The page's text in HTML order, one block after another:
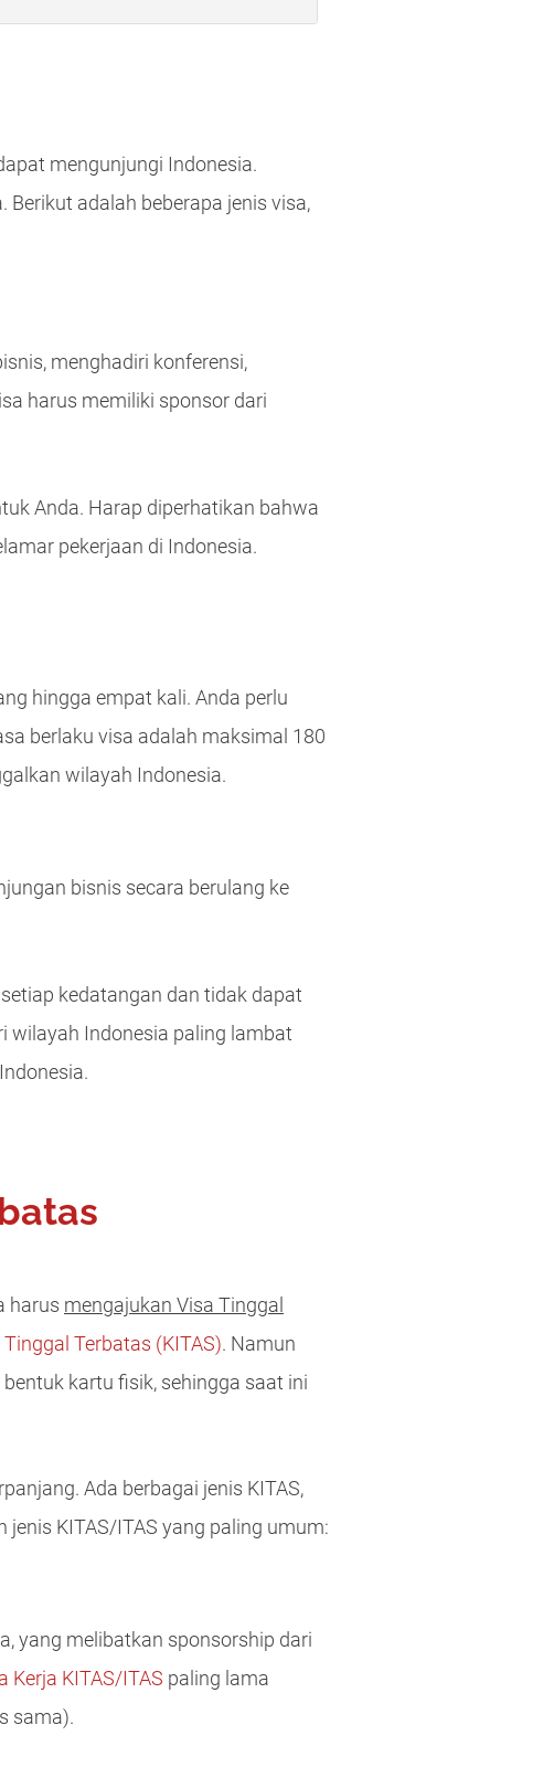
mengunjungi Indonesia.
adalah beberapa jenis visa,
menghadiri konferensi,
harus memiliki sponsor dari
Anda. Harap diperhatikan bahwa
pekerjaan di Indonesia.
hingga empat kali. Anda perlu
berlaku visa adalah maksimal 180
wilayah Indonesia.
bisnis secara berulang ke
kedatangan dan tidak dapat
wilayah Indonesia paling lambat
harus mengajukan Visa Tinggal
Terbatas (KITAS). Namun
kartu fisik, sehingga saat ini
Ada berbagai jenis KITAS,
KITAS/ITAS yang paling umum:
yang melibatkan sponsorship dari
Kerja KITAS/ITAS paling lama
sama).